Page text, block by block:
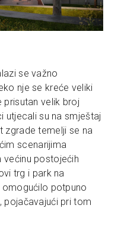
se važno
nje se kreće veliki
prisutan velik broj
utjecali su na smještaj
zgrade temelji se na
scenarijima
postojećih
trg i park na
potpuno
pojačavajući pri tom